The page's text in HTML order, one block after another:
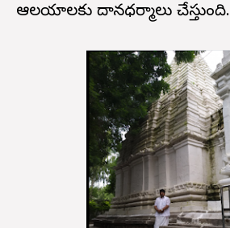
ఆలయాలకు దానధర్మాలు చేస్తుంది.